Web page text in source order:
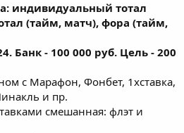
индивидуальный тотал
(тайм, матч), фора (тайм,
Банк - 100 000 руб. Цель - 200
с Марафон, Фонбет, 1хставка,
и пр.
смешанная: флэт и